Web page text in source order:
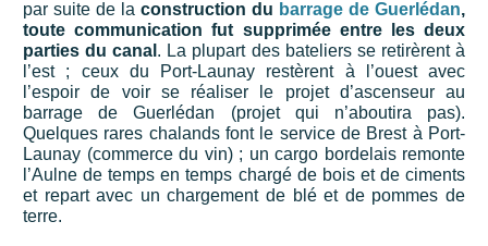
par suite de la construction du barrage de Guerlédan,
toute communication fut supprimée entre les deux
parties du canal . La plupart des bateliers se retirèrent à
l’est ; ceux du Port-Launay restèrent à l’ouest avec
l’espoir de voir se réaliser le projet d’ascenseur au
barrage de Guerlédan (projet qui n’aboutira pas).
Quelques rares chalands font le service de Brest à Port-
Launay (commerce du vin) ; un cargo bordelais remonte
l’Aulne de temps en temps chargé de bois et de ciments
et repart avec un chargement de blé et de pommes de
terre.